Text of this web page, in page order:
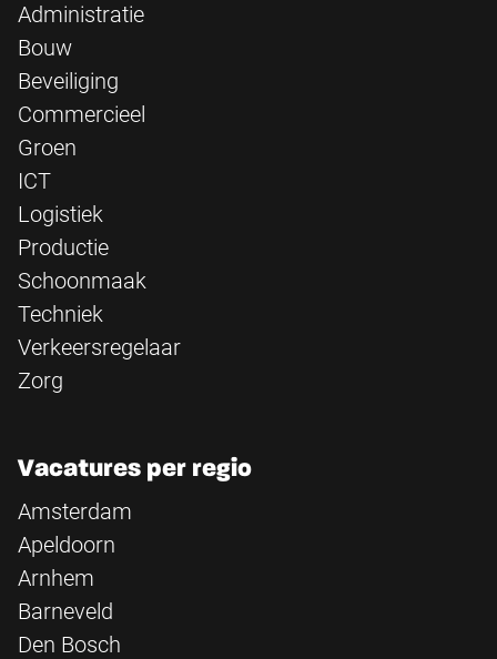
Administratie
Bouw
Beveiliging
Commercieel
Groen
ICT
Logistiek
Productie
Schoonmaak
Techniek
Verkeersregelaar
Zorg
Vacatures per regio
Amsterdam
Apeldoorn
Arnhem
Barneveld
Den Bosch